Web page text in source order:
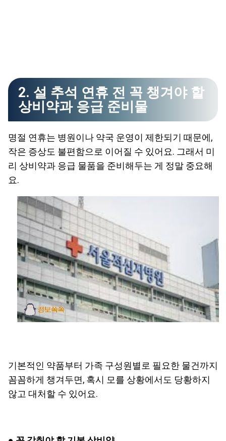
2. 설 추석 연휴 전 꼭 챙겨야 할
상비약과 응급 준비물
명절 연휴는 병원이나 약국 운영이 제한되기 때문에,
작은 증상도 불편함으로 이어질 수 있어요. 그래서 미
리 상비약과 응급 물품을 준비해두는 게 정말 중요해
요.
기본적인 약품부터 가족 구성원별로 필요한 물건까지
꼼꼼하게 챙겨두면, 혹시 모를 상황에서도 당황하지
않고 대처할 수 있어요.